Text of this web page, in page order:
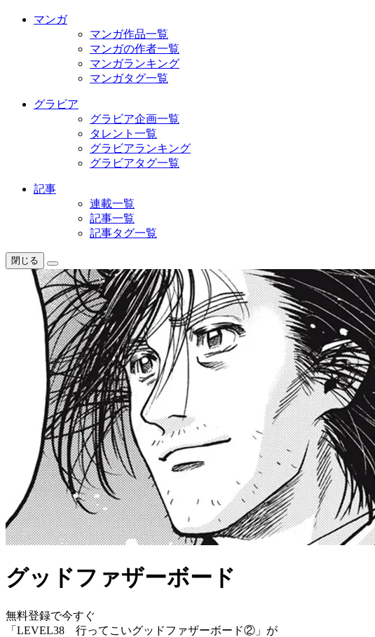
マンガ
マンガ作品一覧
マンガの作者一覧
マンガランキング
マンガタグ一覧
グラビア
グラビア企画一覧
タレント一覧
グラビアランキング
グラビアタグ一覧
記事
連載一覧
記事一覧
記事タグ一覧
閉じる
グッドファザーボード
無料登録で今すぐ
「 LEVEL38 行ってこいグッドファザーボード② 」が